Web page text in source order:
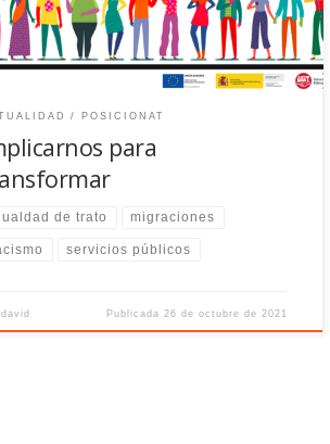
el institucional.
POSICIONAT
para
de trato migraciones
servicios públicos
david Publicada 26 de octubre de 2021